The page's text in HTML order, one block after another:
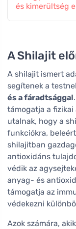
és kimerültség
A Shilajit
A shilajit ismert
segítenek a
és a fáradtsággal
támogatja a fizikai
utalnak, hogy a
funkciókra,
shilajitban
antioxidáns
védik az
anyag- és
támogatja az
védekezni
Azok számára,